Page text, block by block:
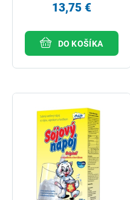
13,75 €
DO KOŠÍKA